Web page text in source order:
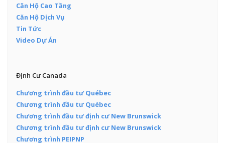
Căn Hộ Cao Tầng
Căn Hộ Dịch Vụ
Tin Tức
Video Dự Án
Định Cư Canada
Chương trình đầu tư Québec
Chương trình đầu tư Québec
Chương trình đầu tư định cư New Brunswick
Chương trình đầu tư định cư New Brunswick
Chương trình PEIPNP